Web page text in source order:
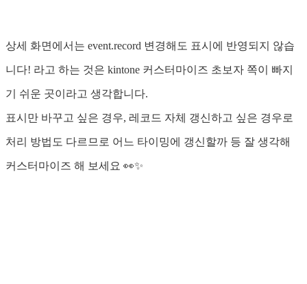
상세 화면에서는 event.record 변경해도 표시에 반영되지 않습
니다! 라고 하는 것은 kintone 커스터마이즈 초보자 쪽이 빠지
기 쉬운 곳이라고 생각합니다.
표시만 바꾸고 싶은 경우, 레코드 자체 갱신하고 싶은 경우로
처리 방법도 다르므로 어느 타이밍에 갱신할까 등 잘 생각해
커스터마이즈 해 보세요 👀✨